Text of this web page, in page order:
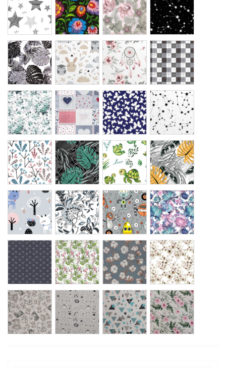
gwiazd
czarny
czarne
liście
czarne
polana
łapacz
snów
biały
kratka
szara
róże
miętowe
mozaika
kolorowa
motylki
atrament
niebo
białe
kalina
monstera
turkus
czarna
żółwie
monstera
musztardowa
las
szary
folk
szary
roboty
małe
awatar
serduszka
kropki
storczyk
kwiat
bawełny
eukaliptus
afrykańskie
zwierzaki
zwierzęta
na
linie
figury
turkus
róże
liście